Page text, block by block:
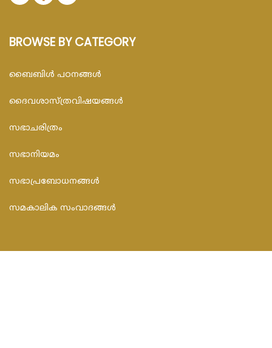
BROWSE BY CATEGORY
ബൈബിള്‍ പഠനങ്ങള്‍
ദൈവശാസ്ത്രവിഷയങ്ങള്‍
സഭാചരിത്രം
സഭാനിയമം
സഭാപ്രബോധനങ്ങള്‍
സമകാലിക സംവാദങ്ങൾ